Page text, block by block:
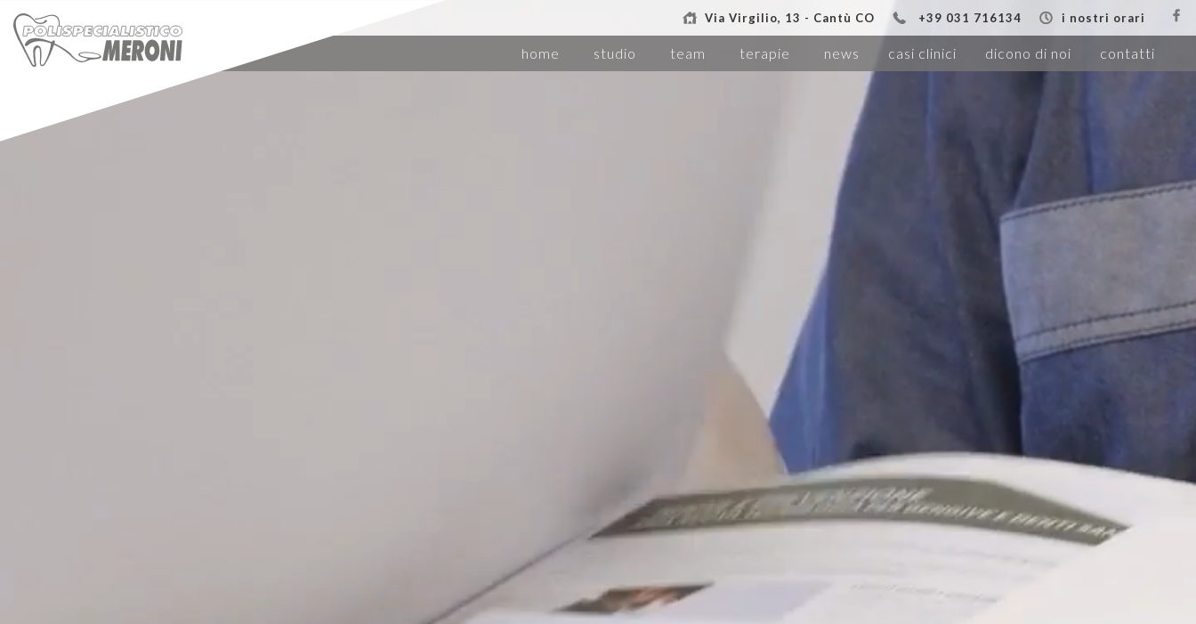
Via Virgilio, 13 - Cantù CO +39 031 716134 i nostri orari
home studio team terapie news casi clinici dicono di noi contatti